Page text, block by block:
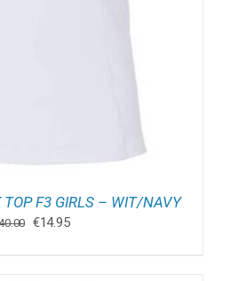
TOP F3 GIRLS – WIT/NAVY
Oorspronkelijke
€14.95Huidige